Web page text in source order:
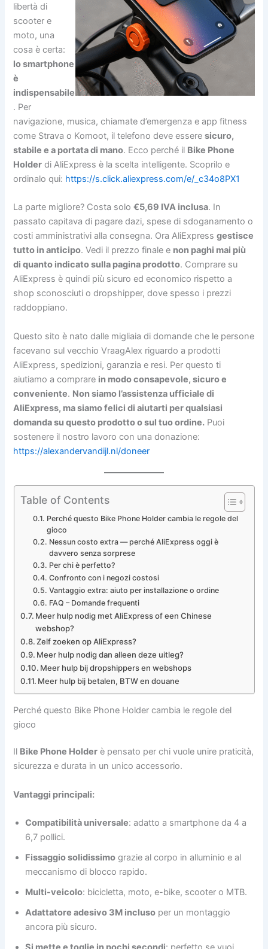
libertà di
scooter e
moto, una
cosa è certa:
lo smartphone
è
indispensabile
. Per
navigazione, musica, chiamate d’emergenza e app fitness
come Strava o Komoot, il telefono deve esseresicuro,
stabile e a portata di mano. Ecco perché il Bike Phone
Holder di AliExpress è la scelta intelligente. Scoprilo e
ordinalo qui: https://s.click.aliexpress.com/e/_c34o8PX1
La parte migliore? Costa solo€5,69 IVA inclusa. In
passato capitava di pagare dazi, spese di sdoganamento o
costi amministrativi alla consegna. Ora AliExpressgestisce
tutto in anticipo. Vedi il prezzo finale e non paghi mai più
di quanto indicato sulla pagina prodotto. Comprare su
AliExpress è quindi più sicuro ed economico rispetto a
shop sconosciuti o dropshipper, dove spesso i prezzi
raddoppiano.
Questo sito è nato dalle migliaia di domande che le persone
facevano sul vecchio VraagAlex riguardo a prodotti
AliExpress, spedizioni, garanzia e resi. Per questo ti
aiutiamo a comprare in modo consapevole, sicuro e
conveniente. Non siamo l’assistenza ufficiale di
AliExpress, ma siamo felici di aiutarti per qualsiasi
domanda su questo prodotto o sul tuo ordine. Puoi
sostenere il nostro lavoro con una donazione:
https://alexandervandijl.nl/doneer
Table of Contents
Perché questo Bike Phone Holder cambia le regole del
gioco
Nessun costo extra — perché AliExpress oggi è
davvero senza sorprese
Per chi è perfetto?
Confronto con i negozi costosi
Vantaggio extra: aiuto per installazione o ordine
FAQ – Domande frequenti
Meer hulp nodig met AliExpress of een Chinese
webshop?
Zelf zoeken op AliExpress?
Meer hulp nodig dan alleen deze uitleg?
Meer hulp bij dropshippers en webshops
Meer hulp bij betalen, BTW en douane
Perché questo Bike Phone Holder cambia le regole del
gioco
Il Bike Phone Holder è pensato per chi vuole unire praticità,
sicurezza e durata in un unico accessorio.
Vantaggi principali:
Compatibilità universale: adatto a smartphone da 4 a
6,7 pollici.
Fissaggio solidissimo grazie al corpo in alluminio e al
meccanismo di blocco rapido.
Multi-veicolo: bicicletta, moto, e-bike, scooter o MTB.
Adattatore adesivo 3M incluso per un montaggio
ancora più sicuro.